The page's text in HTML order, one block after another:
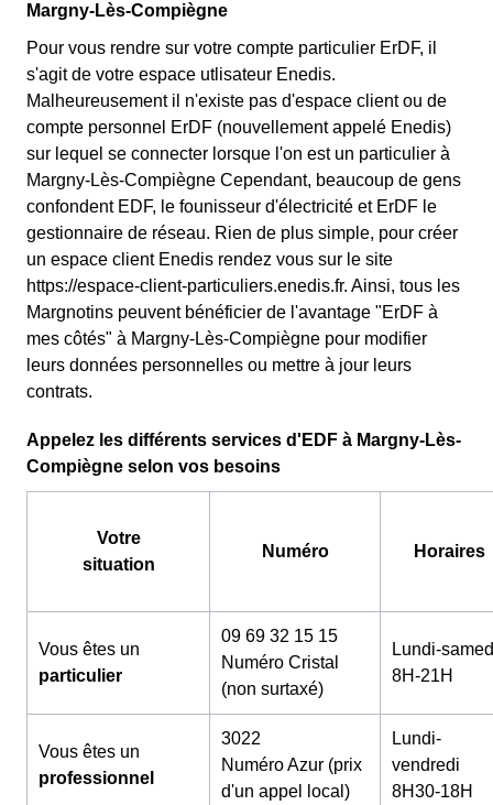
Margny-Lès-Compiègne
Pour vous rendre sur votre compte particulier ErDF, il
s'agit de votre espace utlisateur Enedis.
Malheureusement il n'existe pas d'espace client ou de
compte personnel ErDF (nouvellement appelé Enedis)
sur lequel se connecter lorsque l'on est un particulier à
Margny-Lès-Compiègne Cependant, beaucoup de gens
confondent EDF, le founisseur d'électricité et ErDF le
gestionnaire de réseau. Rien de plus simple, pour créer
un espace client Enedis rendez vous sur le site
https://espace-client-particuliers.enedis.fr. Ainsi, tous les
Margnotins peuvent bénéficier de l'avantage "ErDF à
mes côtés" à Margny-Lès-Compiègne pour modifier
leurs données personnelles ou mettre à jour leurs
contrats.
Appelez les différents services d'EDF à Margny-Lès-
Compiègne selon vos besoins
Votre
situation
Numéro Horaires
Vous êtes un
particulier
09 69 32 15 15
Numéro Cristal
(non surtaxé)
Lundi-
8H-21H
Vous êtes un
professionnel
3022
Numéro Azur (prix
d'un appel local)
Lundi-
vendredi
8H30-18H